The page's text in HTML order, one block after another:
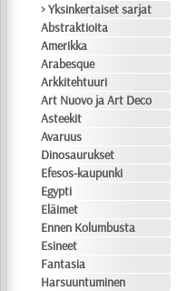
> Yksinkertaiset sarjat
Abstraktioita
Amerikka
Arabesque
Arkkitehtuuri
Art Nuovo ja Art Deco
Asteekit
Avaruus
Dinosaurukset
Efesos-kaupunki
Egypti
Eläimet
Ennen Kolumbusta
Esineet
Fantasia
Harsuuntuminen